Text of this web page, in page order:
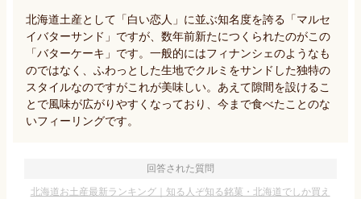
北海道土産として「白い恋人」に並ぶ知名度を誇る「マルセ
イバターサンド」ですが、数年前新たにつくられたのがこの
「バターケーキ」です。一般的にはフィナンシェのようなも
のではなく、ふわっとした生地でクルミをサンドした独特の
スタイルなのですがこれが美味しい。あえて隙間を設けるこ
とで風味が広がりやすくなっており、今まで食べたことのな
いフィーリングです。
回答された質問
北海道お土産最新ランキング｜知る人ぞ知る銘菓・北海道でしか買え